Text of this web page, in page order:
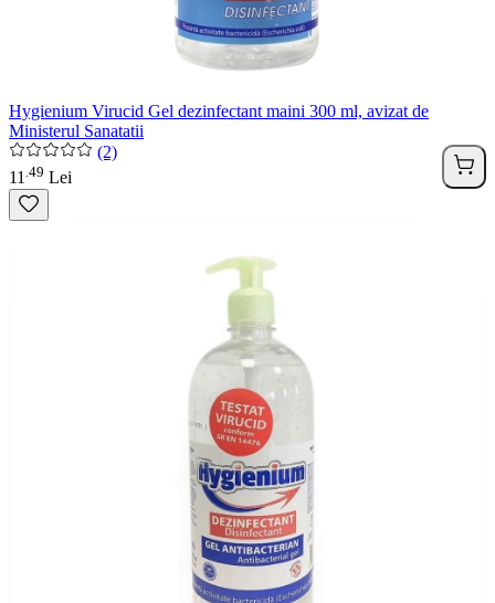
Hygienium Virucid Gel dezinfectant maini 300 ml, avizat de
Ministerul Sanatatii
(2)
11 49 Lei